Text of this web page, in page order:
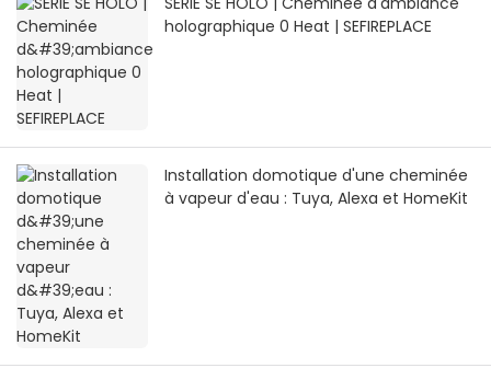
holographique 0 Heat | SEFIREPLACE
Installation domotique d'une cheminée
à vapeur d'eau : Tuya, Alexa et HomeKit